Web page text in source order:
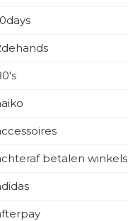
betalen winkels